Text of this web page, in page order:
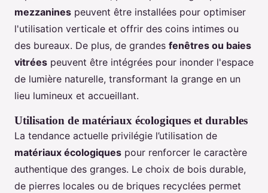
mezzanines peuvent être installées pour optimiser
l'utilisation verticale et offrir des coins intimes ou
des bureaux. De plus, de grandes fenêtres ou baies
vitrées peuvent être intégrées pour inonder l'espace
de lumière naturelle, transformant la grange en un
lieu lumineux et accueillant.
Utilisation de matériaux écologiques et durables
La tendance actuelle privilégie l’utilisation de
matériaux écologiques pour renforcer le caractère
authentique des granges. Le choix de bois durable,
de pierres locales ou de briques recyclées permet